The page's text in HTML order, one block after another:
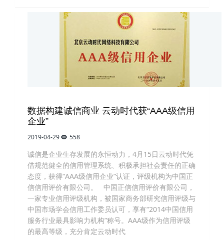
数据构建诚信商业 云动时代获“AAA级信用
企业”
2019-04-29 558
诚信是企业生存发展的永恒动力，4月15日云动时代凭
借规范健全的信用管理系统、积极承担社会责任的正确
态度，获得“AAA级信用企业”认证，评级机构为中国正
信信用评价有限公司。 中国正信信用评价有限公司，
一家专业信用评级机构，被国家商务部研究信用评级与
中国市场学会信用工作委员认可，享有“2014中国信用
服务行业最具影响力机构”称号。AAA级作为信用评级
的最高等级，充分肯定云动时代